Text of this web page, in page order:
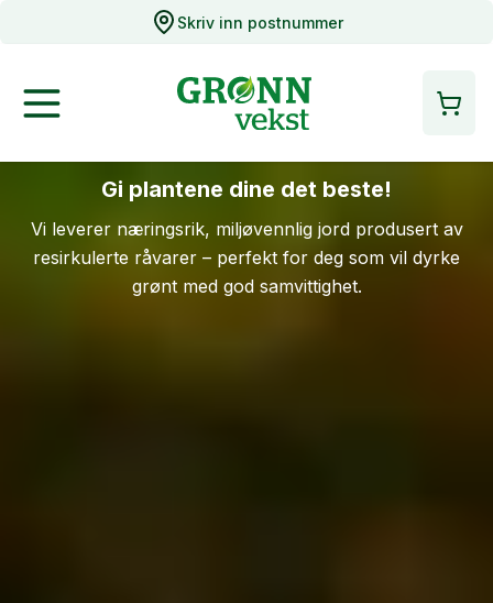
Skriv inn postnummer
Gi plantene dine det beste!
Vi leverer næringsrik, miljøvennlig jord produsert av
resirkulerte råvarer – perfekt for deg som vil dyrke
grønt med god samvittighet.